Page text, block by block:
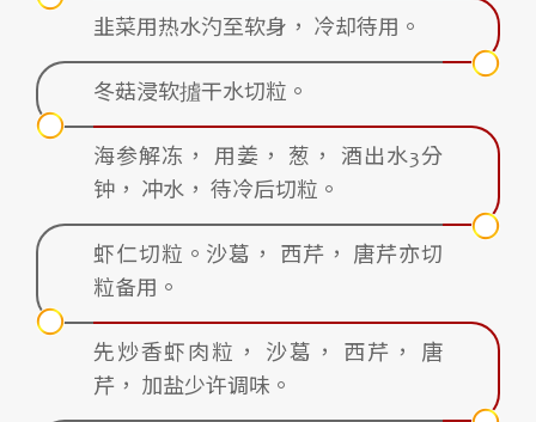
韭菜用热水汋至软身， 冷却待用。
冬菇浸软摣干水切粒。
海参解冻， 用姜， 葱， 酒出水3分
钟， 冲水， 待冷后切粒。
虾仁切粒。沙葛， 西芹， 唐芹亦切
粒备用。
先炒香虾肉粒， 沙葛， 西芹， 唐
芹， 加盐少许调味。